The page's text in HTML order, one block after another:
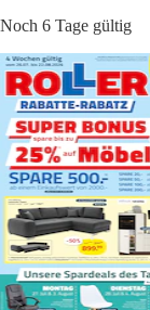
Noch 6 Tage gültig